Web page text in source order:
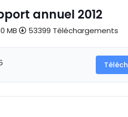
annuel 2012
MB 53399 Téléchargements